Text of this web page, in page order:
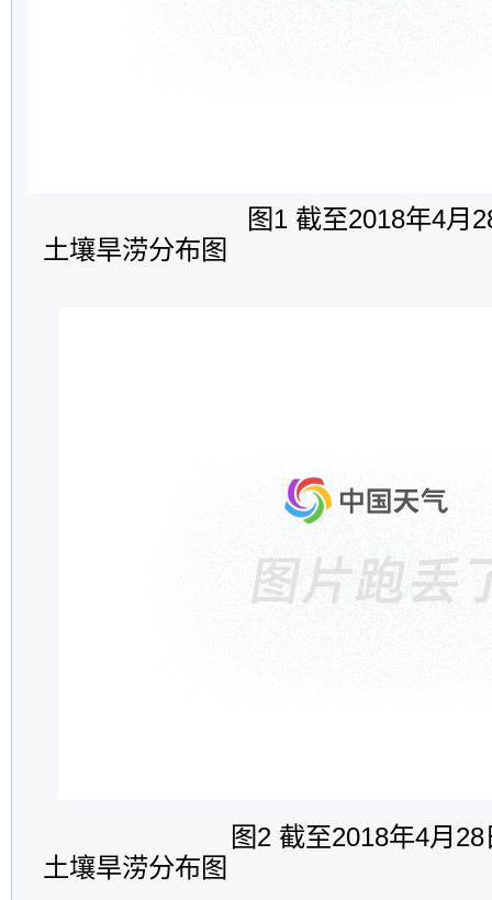
图1 截至2018年4月 2
土壤旱涝分布图
图2 截至2018年4月 28
土壤旱涝分布图